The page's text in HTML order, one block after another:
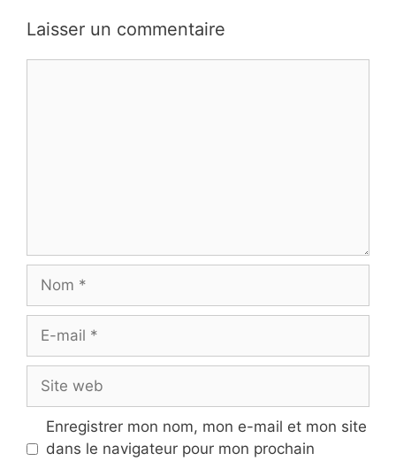
Laisser un commentaire
Nom
Site
web
Enregistrer mon nom, mon e-mail et mon site
dans le navigateur pour mon prochain